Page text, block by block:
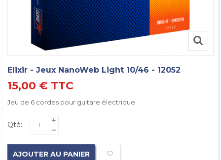
Elixir - Jeux NanoWeb Light 10/46 - 12052
15,00 € TTC
Jeu de 6 cordes pour guitare électrique
Qté:
AJOUTER AU PANIER